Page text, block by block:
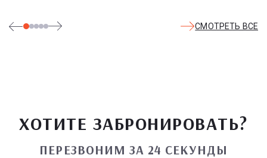
СМОТРЕТЬ ВСЕ
ХОТИТЕ ЗАБРОНИРОВАТЬ?
ПЕРЕЗВОНИМ ЗА 24 СЕКУНДЫ